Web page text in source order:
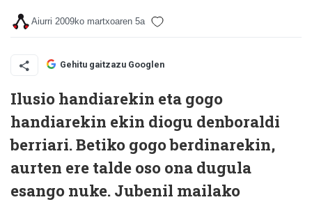
Aiurri 2009ko martxoaren 5a
Gehitu gaitzazu Googlen
Ilusio handiarekin eta gogo
handiarekin ekin diogu denboraldi
berriari. Betiko gogo berdinarekin,
aurten ere talde oso ona dugula
esango nuke. Jubenil mailako